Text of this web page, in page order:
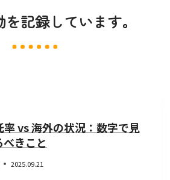
記録しています。
率 vs 海外の状況：数字で見
きこと
2025.09.21